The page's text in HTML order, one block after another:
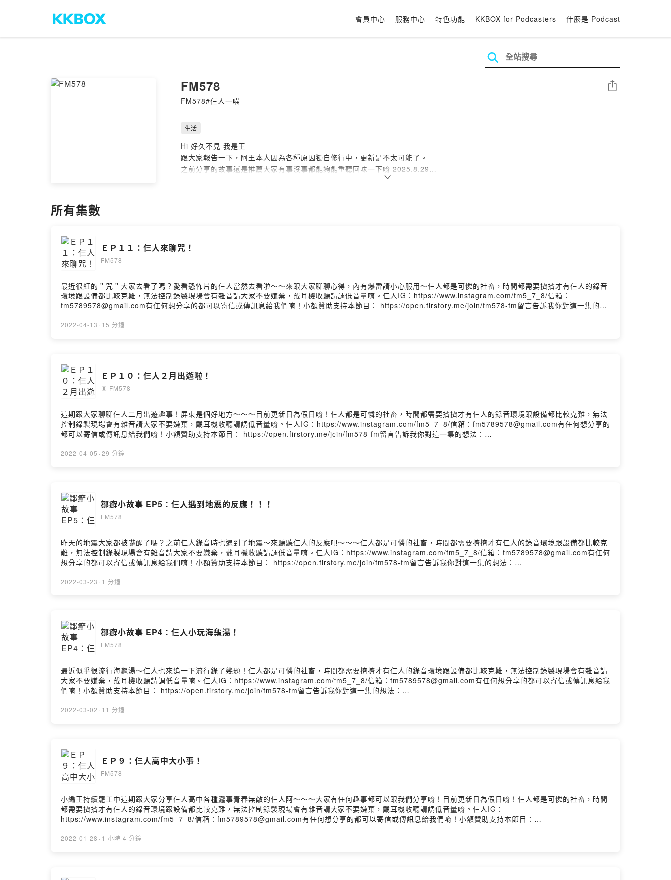
會員中心 服務中心 特色功能 KKBOX for Podcasters 什麼是 Podcast
FM578
FM578#仨人一喵
分享
生活
Hi 好久不見 我是王
跟大家報告一下，阿王本人因為各種原因獨自修行中，更新是不太可能了。
之前分享的故事還是推薦大家有事沒事都能夠能重聽回味一下唷 2025.8.29
🐏牡羊 王：牡羊金牛的王時常默默無語看著李跟邱最無厘頭的日常，耶～享受！
目前更新日為假日，歡迎大家來收聽！
贊助我們讓我們持續進步唷！
Powered by Firstory Hosting
所有集數
ＥＰ１１：仨人來聊咒！
FM578
最近很紅的＂咒＂大家去看了嗎？愛看恐怖片的仨人當然去看啦～～來跟大家聊聊心得，內有爆雷請小心服用～仨人都是可憐的社畜，時間都需要擠擠才有仨人的錄音
環境跟設備都比較克難，無法控制錄製現場會有雜音請大家不要嫌棄，戴耳機收聽請調低音量唷。仨人IG：https://www.instagram.com/fm5_7_8/信箱：
fm5789578@gmail.com有任何想分享的都可以寄信或傳訊息給我們唷！小額贊助支持本節目： https://open.firstory.me/join/fm578-fm留言告訴我你對這一集的想
2022-04-13 · 15 分鐘
ＥＰ１０：仨人２月出遊啦！
🄴 FM578
這期跟大家聊聊仨人二月出遊趣事！屏東是個好地方～～～目前更新日為假日唷！仨人都是可憐的社畜，時間都需要擠擠才有仨人的錄音環境跟設備都比較克難，無法
控制錄製現場會有雜音請大家不要嫌棄，戴耳機收聽請調低音量唷。仨人IG：https://www.instagram.com/fm5_7_8/信箱：fm5789578@gmail.com有任何想分享的
都可以寄信或傳訊息給我們唷！小額贊助支持本節目： https://open.firstory.me/join/fm578-fm留言告訴我你對這一集的想法：
2022-04-05 · 29 分鐘
鄒癬小故事 EP5：仨人遇到地震的反應！！！
FM578
昨天的地震大家都被嚇醒了嗎？之前仨人錄音時也遇到了地震～來聽聽仨人的反應吧～～～仨人都是可憐的社畜，時間都需要擠擠才有仨人的錄音環境跟設備都比較克
難，無法控制錄製現場會有雜音請大家不要嫌棄，戴耳機收聽請調低音量唷。仨人IG：https://www.instagram.com/fm5_7_8/信箱：fm5789578@gmail.com有任何
想分享的都可以寄信或傳訊息給我們唷！小額贊助支持本節目： https://open.firstory.me/join/fm578-fm留言告訴我你對這一集的想法：
2022-03-23 · 1 分鐘
鄒癬小故事 EP4：仨人小玩海龜湯！
FM578
最近似乎很流行海龜湯～仨人也來追一下流行錄了幾題！仨人都是可憐的社畜，時間都需要擠擠才有仨人的錄音環境跟設備都比較克難，無法控制錄製現場會有雜音請
大家不要嫌棄，戴耳機收聽請調低音量唷。仨人IG：https://www.instagram.com/fm5_7_8/信箱：fm5789578@gmail.com有任何想分享的都可以寄信或傳訊息給我
們唷！小額贊助支持本節目： https://open.firstory.me/join/fm578-fm留言告訴我你對這一集的想法：
2022-03-02 · 11 分鐘
ＥＰ９：仨人高中大小事！
FM578
小編王持續罷工中這期跟大家分享仨人高中各種蠢事青春無敵的仨人阿～～～大家有任何趣事都可以跟我們分享唷！目前更新日為假日唷！仨人都是可憐的社畜，時間
都需要擠擠才有仨人的錄音環境跟設備都比較克難，無法控制錄製現場會有雜音請大家不要嫌棄，戴耳機收聽請調低音量唷。仨人IG：
https://www.instagram.com/fm5_7_8/信箱：fm5789578@gmail.com有任何想分享的都可以寄信或傳訊息給我們唷！小額贊助支持本節目：
Firstory Hosting
2022-01-28 · 1 小時 4 分鐘